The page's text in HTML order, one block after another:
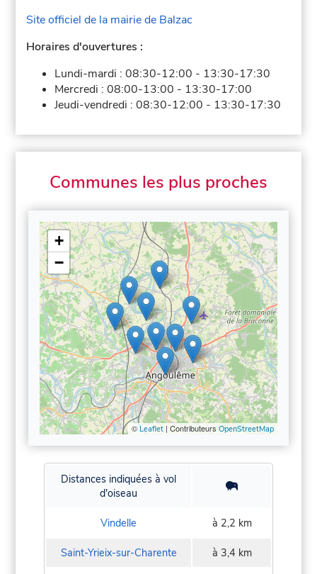
Site officiel de la mairie de Balzac
Horaires d'ouvertures :
Lundi-mardi :08:30-12:00 - 13:30-17:30
Mercredi :08:00-13:00 - 13:30-17:00
Jeudi-vendredi :08:30-12:00 - 13:30-17:30
Communes les plus proches
+
−
© Leaflet| Contributeurs OpenStreetMap
Distances indiquées à vol
d'oiseau
Vindelle à 2,2 km
Saint-Yrieix-sur-Charente à 3,4 km